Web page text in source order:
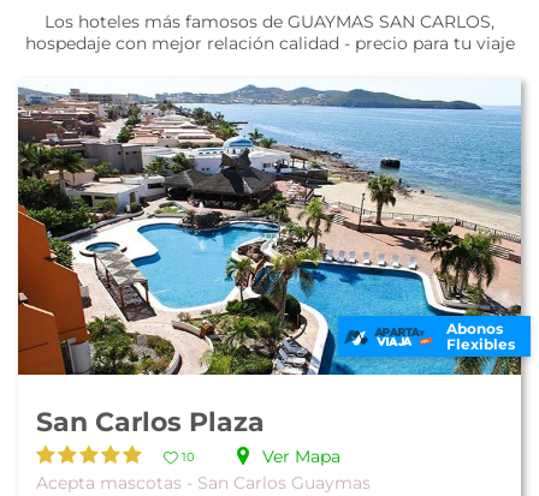
Los hoteles más famosos de GUAYMAS SAN CARLOS,
hospedaje con mejor relación calidad - precio para tu viaje
Abonos
Flexibles
San Carlos Plaza
10
Ver Mapa
Acepta mascotas - San Carlos Guaymas